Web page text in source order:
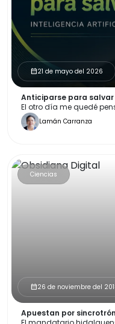
calendar_month21 de mayo del 2026
Anticiparse para
El otro día me quedé
Lamán Carranza
Ciencias
calendar_month26 de noviembre del
Apuestan por